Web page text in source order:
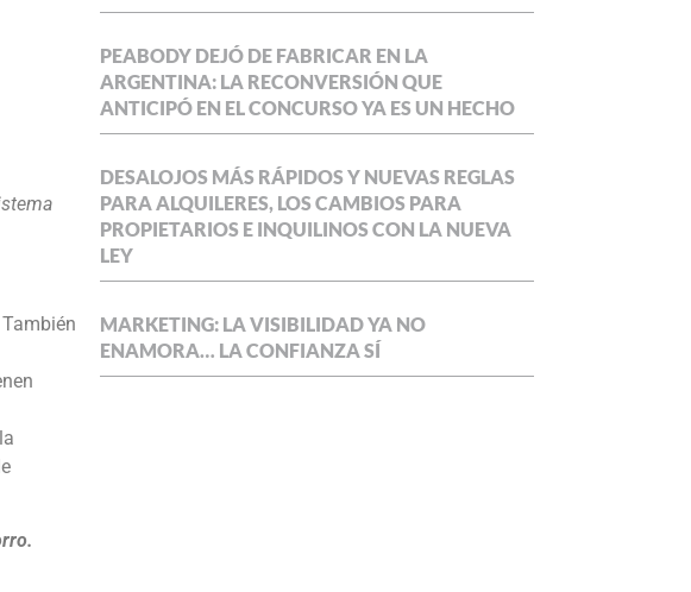
PEABODY DEJÓ DE FABRICAR EN LA
ARGENTINA: LA RECONVERSIÓN QUE
ANTICIPÓ EN EL CONCURSO YA ES UN HECHO
DESALOJOS MÁS RÁPIDOS Y NUEVAS REGLAS
PARA ALQUILERES, LOS CAMBIOS PARA
PROPIETARIOS E INQUILINOS CON LA NUEVA
LEY
MARKETING: LA VISIBILIDAD YA NO
ENAMORA… LA CONFIANZA SÍ